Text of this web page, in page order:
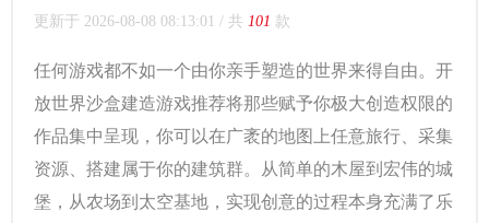
更新于 2026-08-08 08:13:01 / 共 101 款
任何游戏都不如一个由你亲手塑造的世界来得自由。开
放世界沙盒建造游戏推荐将那些赋予你极大创造权限的
作品集中呈现，你可以在广袤的地图上任意旅行、采集
资源、搭建属于你的建筑群。从简单的木屋到宏伟的城
堡，从农场到太空基地，实现创意的过程本身充满了乐